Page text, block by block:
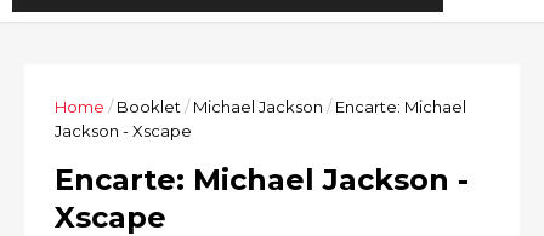
Home / Booklet / Michael Jackson / Encarte: Michael
Jackson - Xscape
Encarte: Michael Jackson -
Xscape